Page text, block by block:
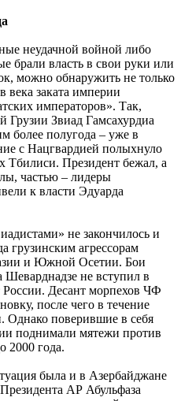
неудачной войной либо
брали власть в свои руки или
можно обнаружить не только
века заката империи
императоров». Так,
Грузии Звиад Гамсахурдиа
более полугода – уже в
с Нацгвардией полыхнуло
Тбилиси. Президент бежал, а
частью – лидеры
к власти Эдуарда
не закончилось и
грузинским агрессорам
и Южной Осетии. Бои
Шеварднадзе не вступил в
Десант морпехов ЧФ
после чего в течение
Однако поверившие в себя
поднимали мятежи против
2000 года.
была и в Азербайджане
АР Абульфаза